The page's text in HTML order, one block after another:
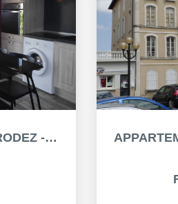
APPARTEMENT RODEZ - 1 PIÈCE(S) MEUBLE - 34.38 M² - BALCON...